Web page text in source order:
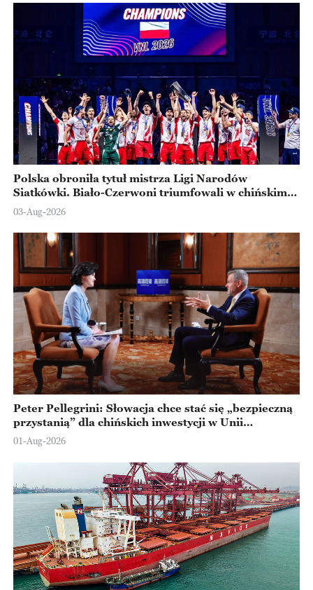
Polska obroniła tytuł mistrza Ligi Narodów
Siatkówki. Biało-Czerwoni triumfowali w chińskim
Ningbo
03-Aug-2026
Peter Pellegrini: Słowacja chce stać się „bezpieczną
przystanią” dla chińskich inwestycji w Unii
Europejskiej
01-Aug-2026